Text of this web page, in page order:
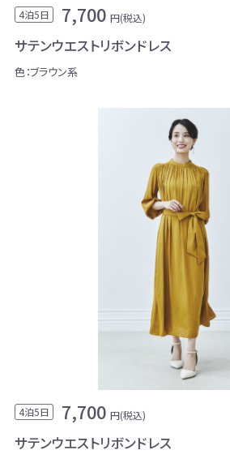
4泊5日 7,700 円(税込)
サテンウエストリボンドレス
色：ブラウン系
4泊5日 7,700 円(税込)
サテンウエストリボンドレス